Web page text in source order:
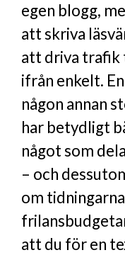
egen blogg,
att skriva
att driva trafik
ifrån enkelt.
någon annan
har betydligt
något som
– och
om
att du för en